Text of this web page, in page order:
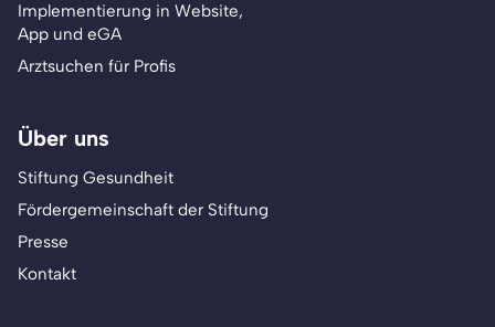
Implementierung in Website,
App und eGA
Arztsuchen für Profis
Über uns
Stiftung Gesundheit
Fördergemeinschaft der Stiftung
Presse
Kontakt